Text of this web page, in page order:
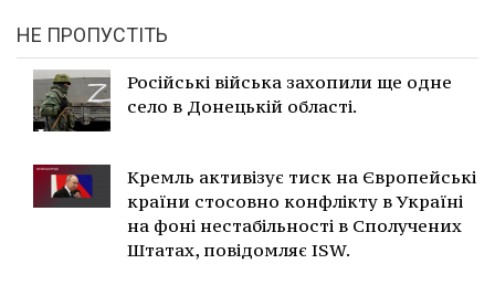
НЕ ПРОПУСТІТЬ
Російські війська захопили ще одне
село в Донецькій області.
Кремль активізує тиск на Європейські
країни стосовно конфлікту в Україні
на фоні нестабільності в Сполучених
Штатах, повідомляє ISW.